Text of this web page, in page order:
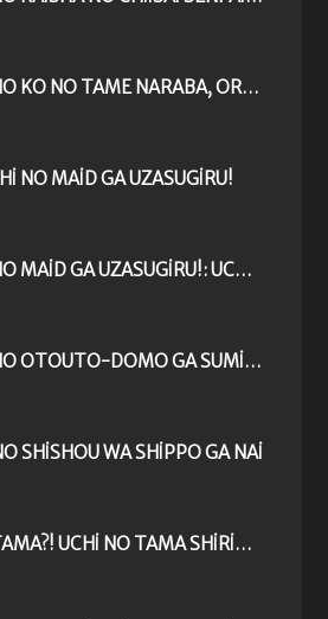
UCHI NO KO NO TAME NARABA, ORE WA MOSHIKASHITARA MAOU MO TAOSERU KAMO SHIRENAI.
NO MAID GA UZASUGIRU!
UCHI NO MAID GA UZASUGIRU!: UCHI NO MAID WA YAPPARI MOU HONTO UZAINDA NAA...
UCHI NO OTOUTO-DOMO GA SUMIMASEN
SHISHOU WA SHIPPO GA NAI
UCHI TAMA?! UCHI NO TAMA SHIRIMASEN KA?